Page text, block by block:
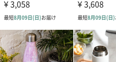
商品詳細情報